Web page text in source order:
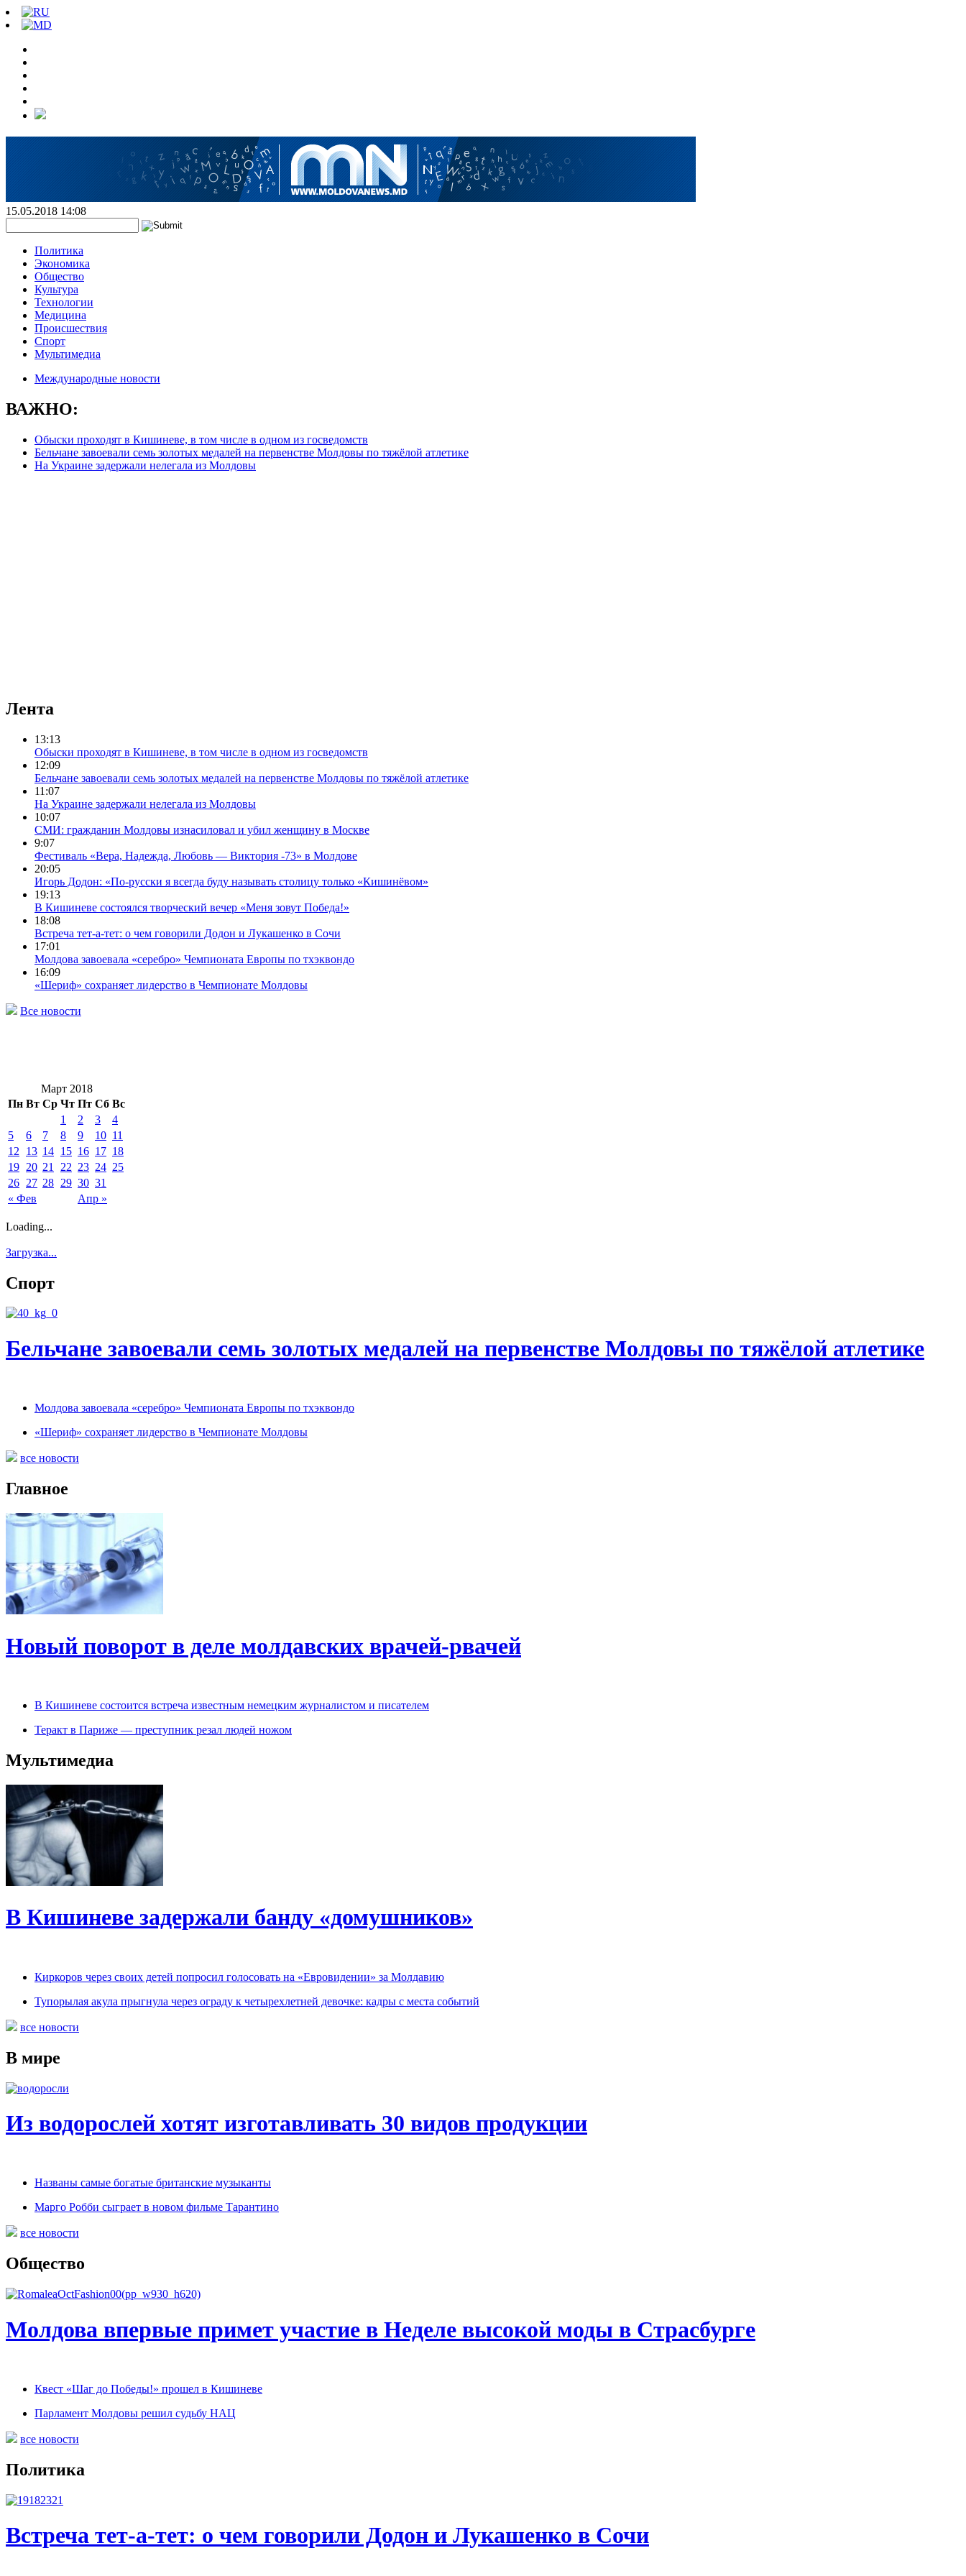
15.05.2018 14:08
Политика
Экономика
Общество
Культура
Технологии
Медицина
Происшествия
Спорт
Мультимедиа
Международные новости
ВАЖНО:
Обыски проходят в Кишиневе, в том числе в одном из госведомств
Бельчане завоевали семь золотых медалей на первенстве Молдовы по тяжёлой атлетике
На Украине задержали нелегала из Молдовы
Лента
13:13
Обыски проходят в Кишиневе, в том числе в одном из госведомств
12:09
Бельчане завоевали семь золотых медалей на первенстве Молдовы по тяжёлой атлетике
11:07
На Украине задержали нелегала из Молдовы
10:07
СМИ: гражданин Молдовы изнасиловал и убил женщину в Москве
9:07
Фестиваль «Вера, Надежда, Любовь — Виктория -73» в Молдове
20:05
Игорь Додон: «По-русски я всегда буду называть столицу только «Кишинёвом»
19:13
В Кишиневе состоялся творческий вечер «Меня зовут Победа!»
18:08
Встреча тет-а-тет: о чем говорили Додон и Лукашенко в Сочи
17:01
Молдова завоевала «серебро» Чемпионата Европы по тхэквондо
16:09
«Шериф» сохраняет лидерство в Чемпионате Молдовы
Все новости
Март 2018
Пн Вт Ср Чт Пт Сб Вс
« Фев Апр »
1 2 3
4
5
6 7 8 9 10 11
12
13 14 15 16 17 18
19 20 21 22 23 24 25
26 27 28 29 30 31
Loading...
Загрузка...
Спорт
Бельчане завоевали семь золотых медалей на первенстве Молдовы по тяжёлой атлетике
Молдова завоевала «серебро» Чемпионата Европы по тхэквондо
«Шериф» сохраняет лидерство в Чемпионате Молдовы
все новости
Главное
Новый поворот в деле молдавских врачей-рвачей
В Кишиневе состоится встреча известным немецким журналистом и писателем
Теракт в Париже — преступник резал людей ножом
Мультимедиа
В Кишиневе задержали банду «домушников»
Киркоров через своих детей попросил голосовать на «Евровидении» за Молдавию
Тупорылая акула прыгнула через ограду к четырехлетней девочке: кадры с места событий
все новости
В мире
Из водорослей хотят изготавливать 30 видов продукции
Названы самые богатые британские музыканты
Марго Робби сыграет в новом фильме Тарантино
все новости
Общество
Молдова впервые примет участие в Неделе высокой моды в Страсбурге
Квест «Шаг до Победы!» прошел в Кишиневе
Парламент Молдовы решил судьбу НАЦ
все новости
Политика
Встреча тет-а-тет: о чем говорили Додон и Лукашенко в Сочи